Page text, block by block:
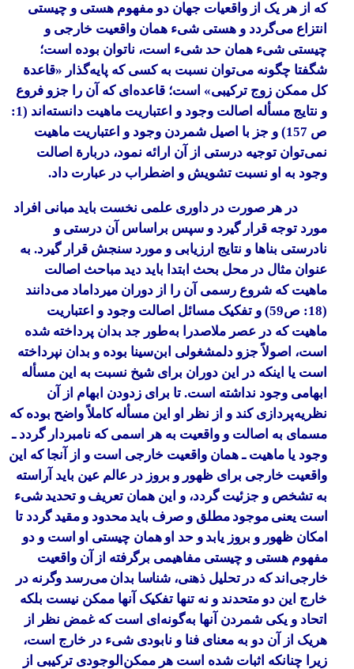
که از هر یک از واقعیات جهان دو مفهوم هستی و چیستی
انتزاع می‌گردد و هستی شیء همان واقعیت خارجی و
چیستی شیء همان حد شیء است، ناتوان بوده است؛
شگفتا چگونه می‌توان نسبت به کسی که پایه‌گذار «قاعدة
کل ممکن زوج ترکیبی» است؛ قاعده‌ای که آن را جزو فروع
و نتایج مسأله اصالت وجود و اعتباریت ماهیت دانسته‌اند (1:
ص 157) و جز با اصیل شمردن وجود و اعتباریت ماهیت
نمی‌توان توجیه درستی از آن ارائه نمود، دربارة اصالت
وجود به او نسبت تشویش و اضطراب در عبارت داد.
در هر صورت در داوری علمی نخست باید مبانی افراد
مورد توجه قرار گیرد و سپس براساس آن درستی و
نادرستی بناها و نتایج ارزیابی و مورد سنجش قرار گیرد. به
عنوان مثال در محل بحث ابتدا باید دید مباحث اصالت
ماهیت که شروع رسمی آن را از دوران میرداماد می‌دانند
(18: ص59) و تفکیک مسائل اصالت وجود و اعتباریت
ماهیت که در عصر ملاصدرا به‌طور جد بدان پرداخته شده
است، اصولاً جزو دلمشغولی ابن‌سینا بوده و بدان نپرداخته
است یا اینکه در این دوران برای شیخ نسبت به این مسأله
ابهامی وجود نداشته است. تا برای زدودن ابهام از آن
نظریه‌پردازی کند و از نظر او این مسأله کاملاً واضح بوده که
مسمای به اصالت و واقعیت به هر اسمی که نامبردار گردد ـ
وجود یا ماهیت ـ همان واقعیت خارجی است و از آنجا که این
واقعیت خارجی برای ظهور و بروز در عالم عین باید آراسته
به تشخص و جزئیت گردد، و این همان تعریفو تحدید شیء
است یعنی موجود مطلق و صرف باید محدود و مقید گردد تا
امکان ظهور و بروز یابد و حد او همان چیستی او است و دو
مفهوم هستی و چیستی مفاهیمی برگرفته از آن واقعیت
خارجی‌اند که در تحلیل ذهنی، شناسا بدان می‌رسد وگرنه در
خارج این دو متحدند و نه تنها تفکیک آنها ممکن نیست بلکه
اتحاد و یکی شمردن آنها به‌گونه‌ای است که غمض نظر از
هریک از آن دو به معنای فنا و نابودی شیء در خارج است،
زیرا چنانکه اثبات شده است هر ممکن‌الوجودی ترکیبی از